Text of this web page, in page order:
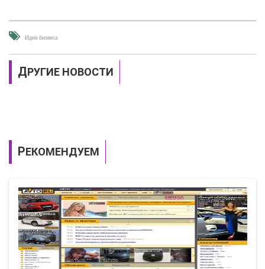
Идеи бизнеса
ДРУГИЕ НОВОСТИ
РЕКОМЕНДУЕМ